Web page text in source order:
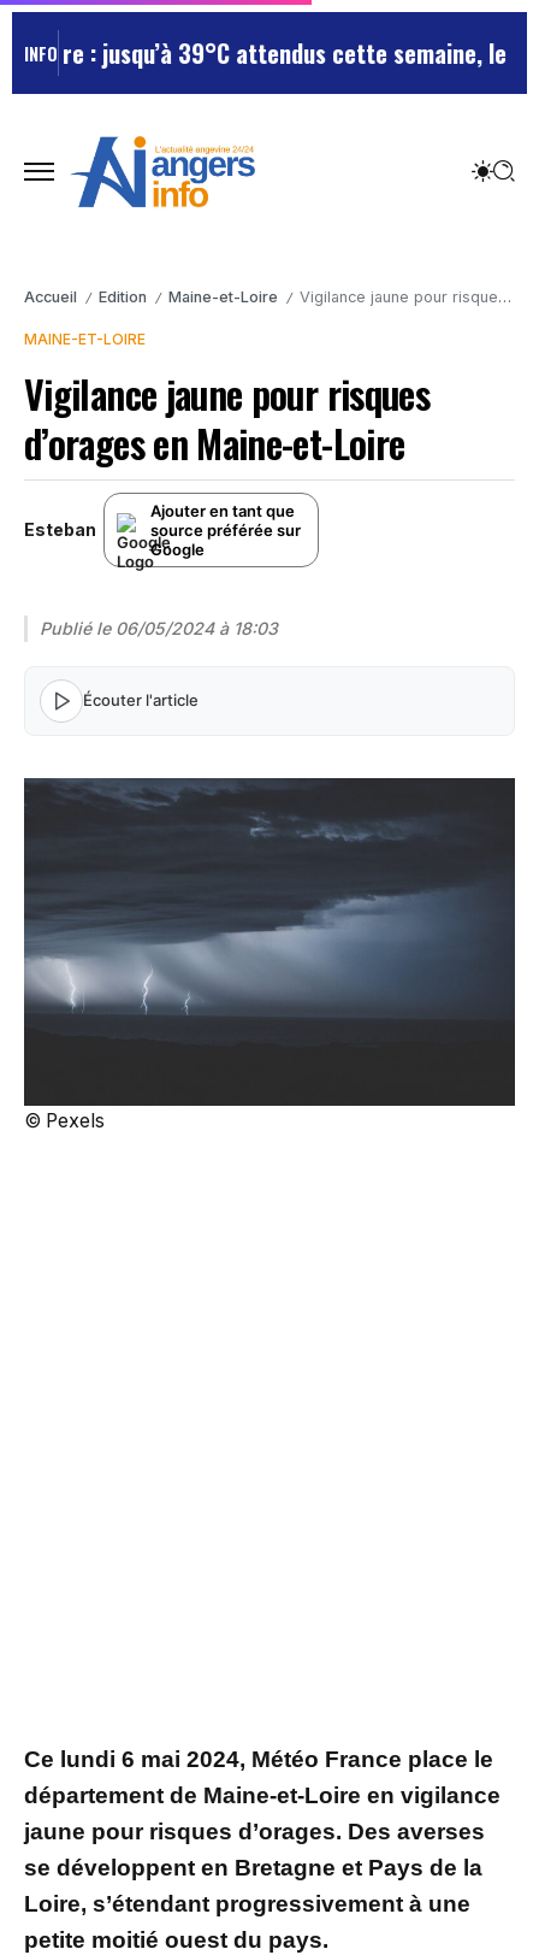
INFO: jusqu’à 39°C attendus cette semaine, le
Accueil / Edition / Maine-et-Loire / Vigilance jaune pour risques d’orages en Maine-et-Loire
MAINE-ET-LOIRE
Vigilance jaune pour risques
d’orages en Maine-et-Loire
Esteban
Ajouter en tant que
source préférée sur
Google
Publié le 06/05/2024 à 18:03
Écouter l'article
© Pexels
Ce lundi 6 mai 2024, Météo France place le
département de Maine-et-Loire en vigilance
jaune pour risques d’orages. Des averses
se développent en Bretagne et Pays de la
Loire, s’étendant progressivement à une
petite moitié ouest du pays.